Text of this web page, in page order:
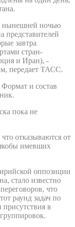
нынешней ночью
представителей
завтра
стран-
и Иран), -
передает ТАСС.
и состав
пока не
отказываются от
имевших
оппозиции
стало известно
что
раунд задач по
в